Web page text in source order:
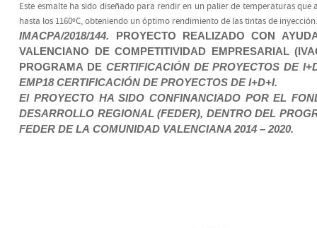
Este esmalte ha sido diseñado para rendir en un palier de temperaturas que
hasta los 1160ºC, obteniendo un óptimo rendimiento de las tintas de
IMACPA/2018/144.
PROYECTO REALIZADO CON
VALENCIANO DE COMPETITIVIDAD EMPRESARIAL
PROGRAMA DE CERTIFICACIÓN DEPROYECTOS DE
EMP18 CERTIFICACIÓN DE PROYECTOS DE I+D+I.
El PROYECTO HA SIDO CONFINANCIADO POR EL
DESARROLLO REGIONAL (FEDER), DENTRO DEL
FEDER DE LACOMUNIDAD VALENCIANA 2014 – 2020.